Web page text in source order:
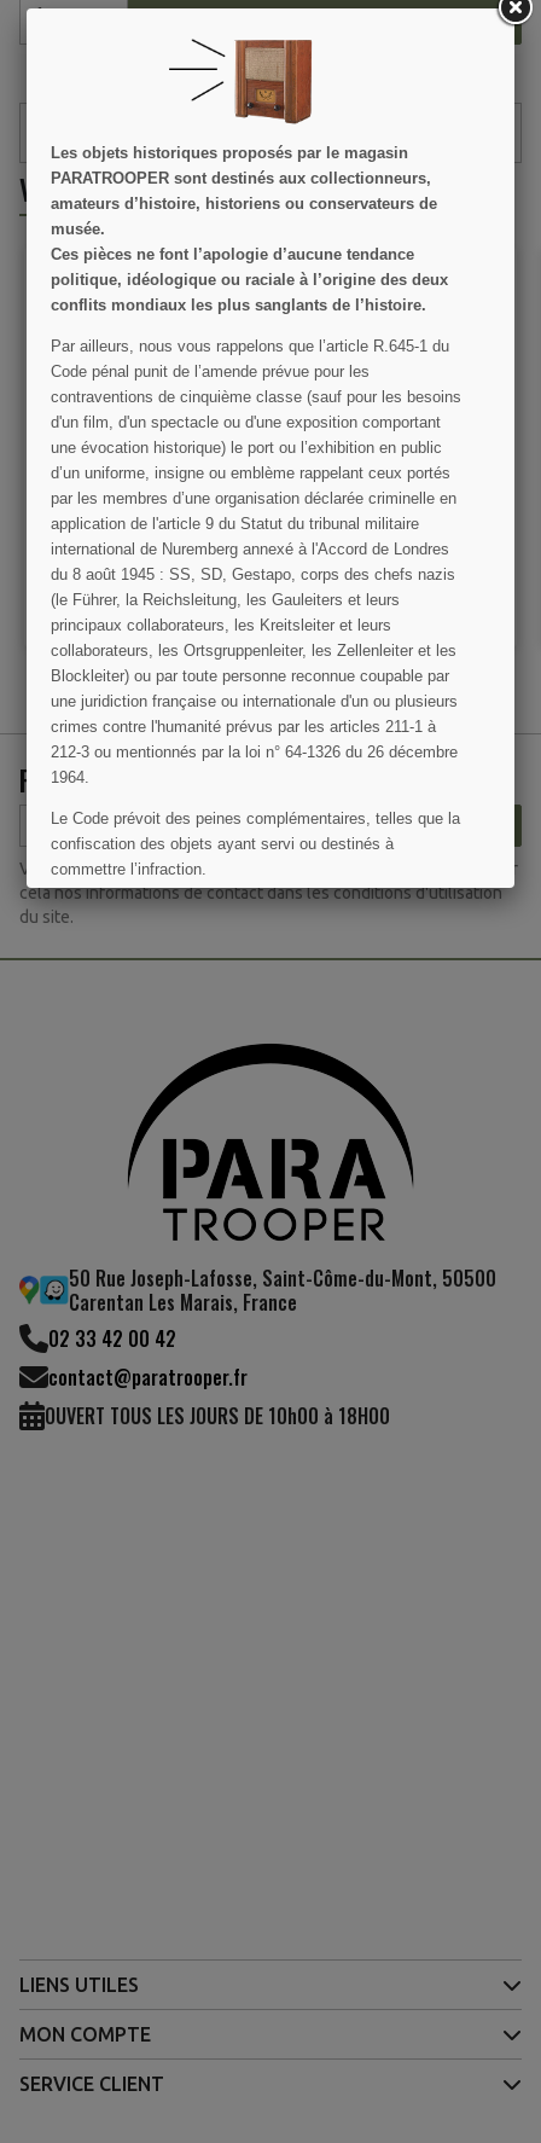
AJOUTER AU PANIER
VOUS ALLEZ AUSSI AIMER
Filet de casque M1, larges
mailles
15,00 €
VOIR LE DÉTAIL
AJOUTER AU PANIER
Toile de jute imprégnée
pour filet de casque,
Marron foncé
7,50 €
VOIR LE DÉTAIL
AJOUTER AU PANIER
RECEVEZ NOS OFFRES SPÉCIALES
S’ABONNER
Vous pouvez vous désinscrire à tout moment. Vous trouverez pour
cela nos informations de contact dans les conditions d'utilisation
du site.
50 Rue Joseph-Lafosse, Saint-Côme-du-Mont, 50500
Carentan Les Marais, France
02 33 42 00 42
contact@paratrooper.fr
OUVERT TOUS LES JOURS DE 10h00 à 18H00
LIENS UTILES
MON COMPTE
SERVICE CLIENT
Les objets historiques proposés par le magasin
PARATROOPER sont destinés aux collectionneurs,
amateurs d’histoire, historiens ou conservateurs de
musée.
Ces pièces ne font l’apologie d’aucune tendance
politique, idéologique ou raciale à l’origine des deux
conflits mondiaux les plus sanglants de l’histoire.
Par ailleurs, nous vous rappelons que l’article R.645­-1 du
Code pénal punit de l’amende prévue pour les
contraventions de cinquième classe (sauf pour les besoins
d'un film, d'un spectacle ou d'une exposition comportant
une évocation historique) le port ou l’exhibition en public
d’un uniforme, insigne ou emblème rappelant ceux portés
par les membres d’une organisation déclarée criminelle en
application de l'article 9 du Statut du tribunal militaire
international de Nuremberg annexé à l'Accord de Londres
du 8 août 1945 : SS, SD, Gestapo, corps des chefs nazis
(le Führer, la Reichsleitung, les Gauleiters et leurs
principaux collaborateurs, les Kreitsleiter et leurs
collaborateurs, les Ortsgruppenleiter, les Zellenleiter et les
Blockleiter) ou par toute personne reconnue coupable par
une juridiction française ou internationale d'un ou plusieurs
crimes contre l'humanité prévus par les articles 211-1 à
212-3 ou mentionnés par la loi n° 64-1326 du 26 décembre
1964.
Le Code prévoit des peines complémentaires, telles que la
confiscation des objets ayant servi ou destinés à
commettre l’infraction.